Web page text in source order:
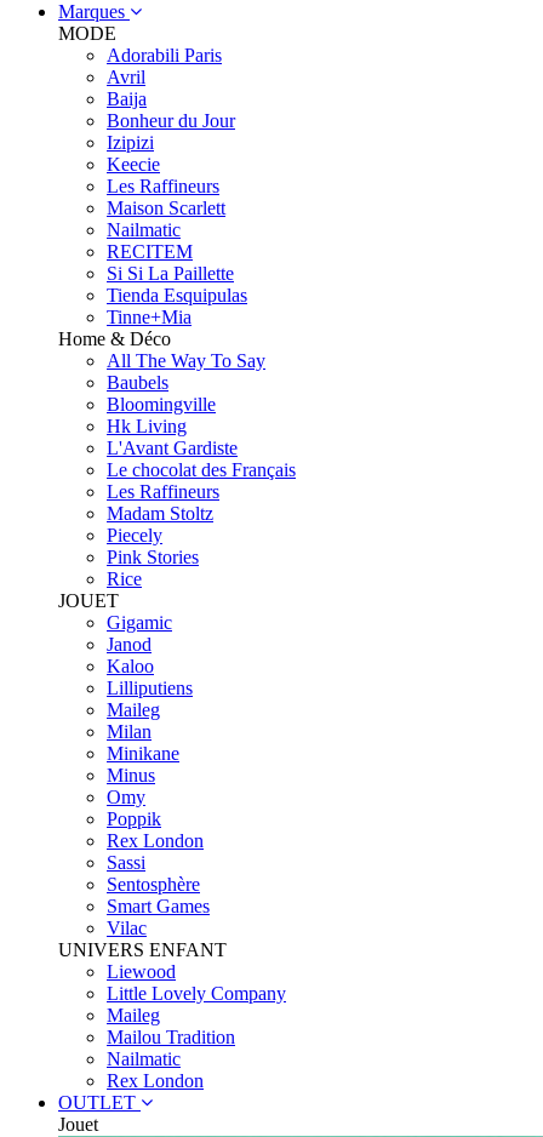
Marques
MODE
Adorabili Paris
Avril
Baija
Bonheur du Jour
Izipizi
Keecie
Les Raffineurs
Maison Scarlett
Nailmatic
RECITEM
Si Si La Paillette
Tienda Esquipulas
Tinne+Mia
Home & Déco
All The Way To Say
Baubels
Bloomingville
Hk Living
L'Avant Gardiste
Le chocolat des Français
Les Raffineurs
Madam Stoltz
Piecely
Pink Stories
Rice
JOUET
Gigamic
Janod
Kaloo
Lilliputiens
Maileg
Milan
Minikane
Minus
Omy
Poppik
Rex London
Sassi
Sentosphère
Smart Games
Vilac
UNIVERS ENFANT
Liewood
Little Lovely Company
Maileg
Mailou Tradition
Nailmatic
Rex London
OUTLET
Jouet